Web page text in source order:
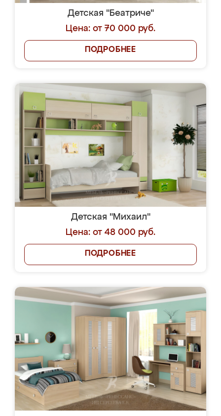
Детская "Беатриче"
Цена: от 70 000 руб.
ПОДРОБНЕЕ
Детская "Михаил"
Цена: от 48 000 руб.
ПОДРОБНЕЕ